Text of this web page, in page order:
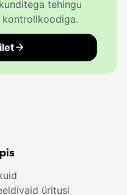
tehingu
kontrollkoodiga.
üritusi